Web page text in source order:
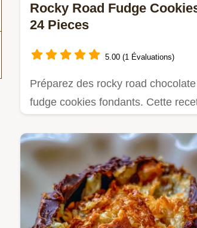
Rocky Road Fudge
24 Pieces
5.00 (1 Évaluations)
Préparez des rocky road chocolate
fudge cookies fondants. Cette